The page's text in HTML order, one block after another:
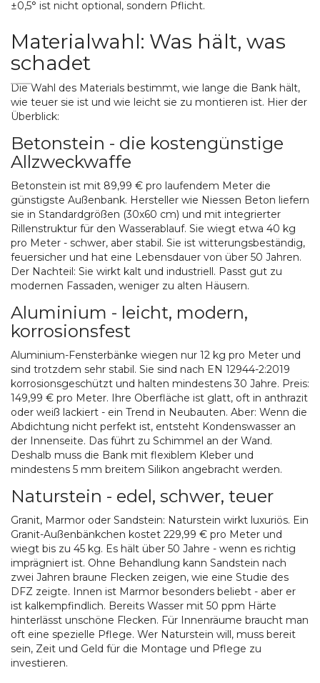
±0,5° ist nicht optional, sondern Pflicht.
Materialwahl: Was hält, was
schadet
Die Wahl des Materials bestimmt, wie lange die Bank hält,
wie teuer sie ist und wie leicht sie zu montieren ist. Hier der
Überblick:
Betonstein - die kostengünstige
Allzweckwaffe
Betonstein ist mit 89,99 € pro laufendem Meter die
günstigste Außenbank. Hersteller wie Niessen Beton liefern
sie in Standardgrößen (30x60 cm) und mit integrierter
Rillenstruktur für den Wasserablauf. Sie wiegt etwa 40 kg
pro Meter - schwer, aber stabil. Sie ist witterungsbeständig,
feuersicher und hat eine Lebensdauer von über 50 Jahren.
Der Nachteil: Sie wirkt kalt und industriell. Passt gut zu
modernen Fassaden, weniger zu alten Häusern.
Aluminium - leicht, modern,
korrosionsfest
Aluminium-Fensterbänke wiegen nur 12 kg pro Meter und
sind trotzdem sehr stabil. Sie sind nach EN 12944-2:2019
korrosionsgeschützt und halten mindestens 30 Jahre. Preis:
149,99 € pro Meter. Ihre Oberfläche ist glatt, oft in anthrazit
oder weiß lackiert - ein Trend in Neubauten. Aber: Wenn die
Abdichtung nicht perfekt ist, entsteht Kondenswasser an
der Innenseite. Das führt zu Schimmel an der Wand.
Deshalb muss die Bank mit flexiblem Kleber und
mindestens 5 mm breitem Silikon angebracht werden.
Naturstein - edel, schwer, teuer
Granit, Marmor oder Sandstein: Naturstein wirkt luxuriös. Ein
Granit-Außenbänkchen kostet 229,99 € pro Meter und
wiegt bis zu 45 kg. Es hält über 50 Jahre - wenn es richtig
imprägniert ist. Ohne Behandlung kann Sandstein nach
zwei Jahren braune Flecken zeigen, wie eine Studie des
DFZ zeigte. Innen ist Marmor besonders beliebt - aber er
ist kalkempfindlich. Bereits Wasser mit 50 ppm Härte
hinterlässt unschöne Flecken. Für Innenräume braucht man
oft eine spezielle Pflege. Wer Naturstein will, muss bereit
sein, Zeit und Geld für die Montage und Pflege zu
investieren.